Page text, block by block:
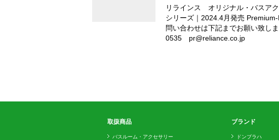
リラインス オリジナル・バスア
シリーズ｜2024.4月発売
問い合わせは下記までお願い致し
0535 pr@reliance.co.jp
取扱商品
バスルーム・アクセサリー
ブランド
ドンブラハ